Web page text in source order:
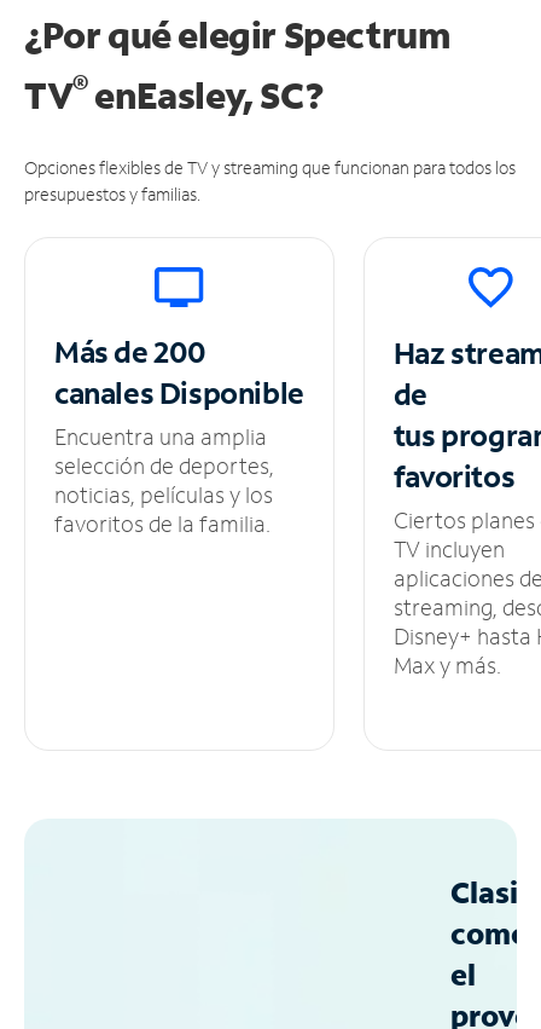
¿Por qué elegir Spectrum
TV®enEasley, SC?
Opciones flexibles de TV y streaming que funcionan para todos los
presupuestos y familias.
Más de 200
canalesDisponible
Encuentra una amplia
selección de deportes,
noticias, películas y los
favoritos de la familia.
Haz
de
tus
favoritos
Ciertos planes
TV incluyen
aplicaciones
streaming,
Disney+ hasta
Max y más.
como
el